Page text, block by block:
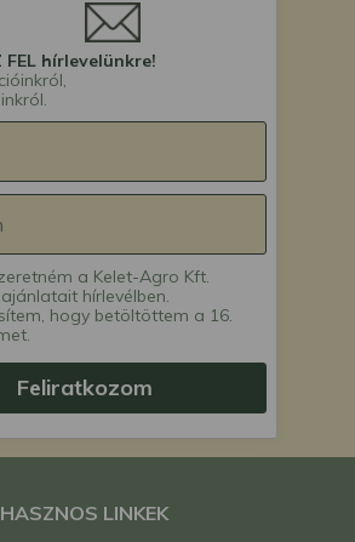
FEL hírlevelünkre!
a Kelet-Agro Kft.
hírlevélben.
hogy betöltöttem a 16.
Feliratkozom
HASZNOS LINKEK